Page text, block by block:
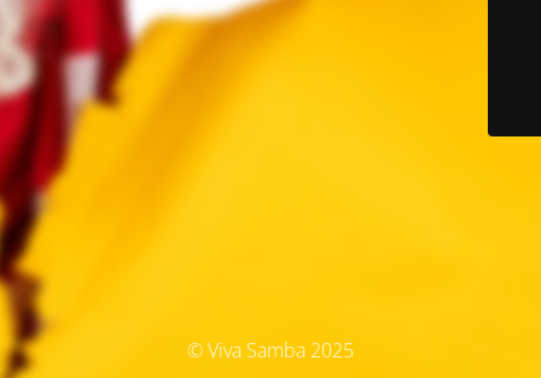
© Viva Samba 2025